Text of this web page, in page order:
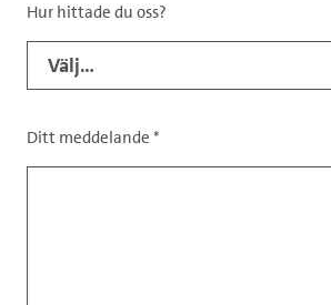
Hur hittade du oss?
Ditt meddelande *